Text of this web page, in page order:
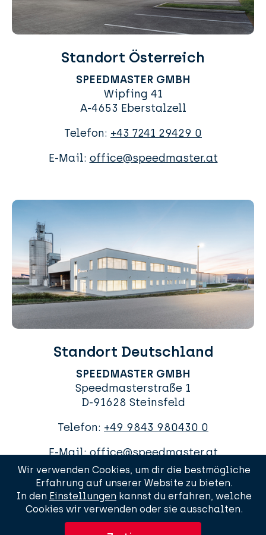
Standort Österreich
SPEEDMASTER GMBH
Wipfing 41
A-4653 Eberstalzell
Telefon: +43 7241 29429 0
E-Mail: office@speedmaster.at
Standort Deutschland
SPEEDMASTER GMBH
Speedmasterstraße 1
D-91628 Steinsfeld
Telefon: +49 9843 980430 0
E-Mail:office@speedmaster.at
Wir verwenden Cookies, um dir die bestmögliche
Erfahrung auf unserer Website zu bieten.
In den Einstellungen kannst du erfahren, welche
Cookies wir verwenden oder sie ausschalten.